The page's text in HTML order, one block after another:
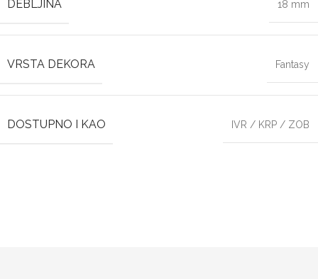
DEBLJINA 18 mm
VRSTA DEKORA Fantasy
DOSTUPNO I KAO IVR / KRP / ZOB